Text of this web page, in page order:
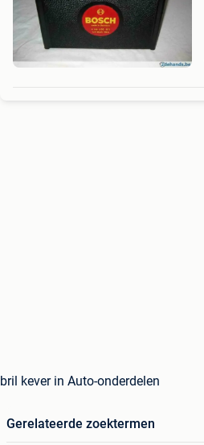
bril kever in Auto-onderdelen
Gerelateerde zoektermen